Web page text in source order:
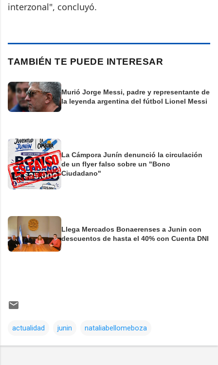
interzonal", concluyó.
TAMBIÉN TE PUEDE INTERESAR
Murió Jorge Messi, padre y representante de
la leyenda argentina del fútbol Lionel Messi
La Cámpora Junín denunció la circulación
de un flyer falso sobre un "Bono
Ciudadano"
Llega Mercados Bonaerenses a Junin con
descuentos de hasta el 40% con Cuenta DNI
actualidad junin nataliabellomeboza